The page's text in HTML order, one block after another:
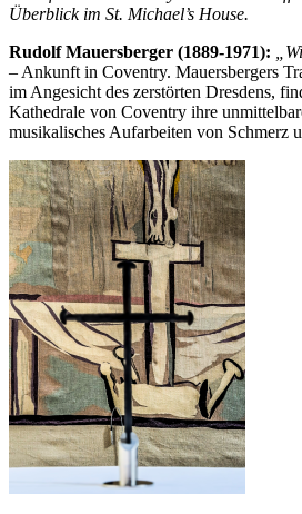
Überblick im St. Michael’s House.
Rudolf Mauersberger (1889-1971):
– Ankunft in Coventry. Mauersbergers
im Angesicht des zerstörten Dresdens,
Kathedrale von Coventry ihre
musikalisches Aufarbeiten von Schmerz